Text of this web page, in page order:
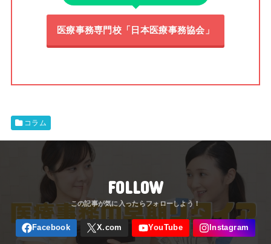
医療事務専門校「日本医療事務協会」
コラム
FOLLOW